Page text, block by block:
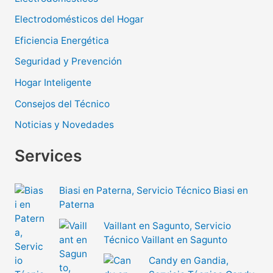
Electrodomésticos del Hogar
Eficiencia Energética
Seguridad y Prevención
Hogar Inteligente
Consejos del Técnico
Noticias y Novedades
Services
Biasi en Paterna, Servicio Técnico Biasi en
Paterna
Vaillant en Sagunto, Servicio
Técnico Vaillant en Sagunto
Candy en Gandia,